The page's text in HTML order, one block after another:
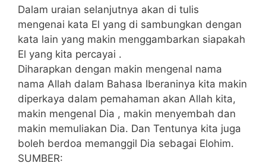
Dalam uraian selanjutnya akan di tulis
mengenai kata El yang di sambungkan dengan
kata lain yang makin menggambarkan siapakah
El yang kita percayai .
Diharapkan dengan makin mengenal nama
nama Allah dalam Bahasa Iberaninya kita makin
diperkaya dalam pemahaman akan Allah kita,
makin mengenal Dia , makin menyembah dan
makin memuliakan Dia. Dan Tentunya kita juga
boleh berdoa memanggil Dia sebagai Elohim.
SUMBER: